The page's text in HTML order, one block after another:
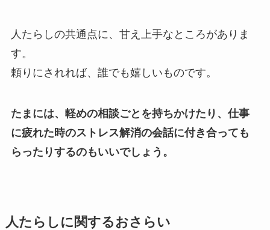
人たらしの共通点に、甘え上手なところがありま
す。
頼りにされれば、誰でも嬉しいものです。
たまには、軽めの相談ごとを持ちかけたり、仕事
に疲れた時のストレス解消の会話に付き合っても
らったりするのもいいでしょう。
人たらしに関するおさらい